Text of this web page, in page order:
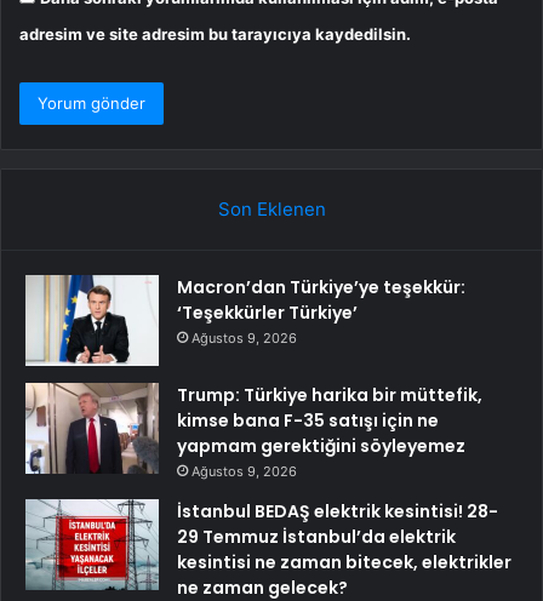
adresim ve site adresim bu tarayıcıya kaydedilsin.
Son Eklenen
Macron’dan Türkiye’ye teşekkür:
‘Teşekkürler Türkiye’
Ağustos 9, 2026
Trump: Türkiye harika bir müttefik,
kimse bana F-35 satışı için ne
yapmam gerektiğini söyleyemez
Ağustos 9, 2026
İstanbul BEDAŞ elektrik kesintisi! 28-
29 Temmuz İstanbul’da elektrik
kesintisi ne zaman bitecek, elektrikler
ne zaman gelecek?